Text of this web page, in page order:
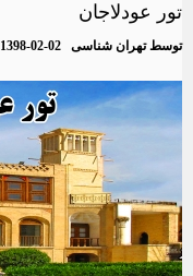
تور عودلاجان
توسطتهران شناسی 1398-02-02